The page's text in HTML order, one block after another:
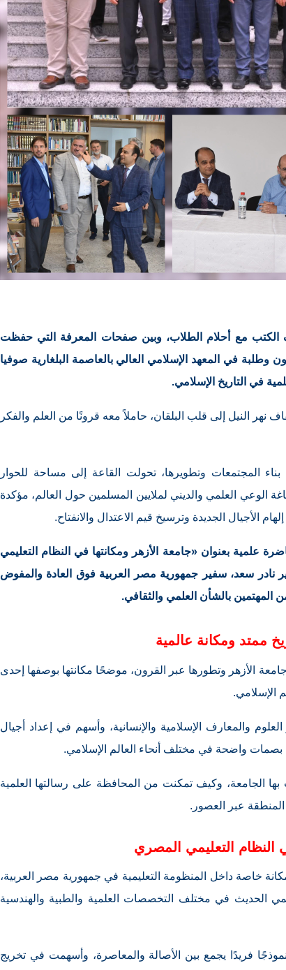
الكتب مع أحلام الطلاب، وبين صفحات المعرفة التي حفظت
وطلبة في المعهد الإسلامي العالي بالعاصمة البلغارية صوفيا
في التاريخ الإسلامي.
النيل إلى قلب البلقان، حاملاً معه قرونًا من العلم والفكر
المجتمعات وتطويرها، تحولت القاعة إلى مساحة للحوار
الوعي العلمي والديني لملايين المسلمين حول العالم، مؤكدة
الأجيال الجديدة وترسيخ قيم الاعتدال والانفتاح.
علمية بعنوان «جامعة الأزهر ومكانتها في النظام التعليمي
نادر سعد، سفير جمهورية مصر العربية فوق العادة والمفوض
المهتمين بالشأن العلمي والثقافي.
ممتد ومكانة عالمية
الأزهر وتطورها عبر القرون، موضحًا مكانتها بوصفها إحدى
الإسلامي.
والمعارف الإسلامية والإنسانية، وأسهم في إعداد أجيال
بصمات واضحة في مختلف أنحاء العالم الإسلامي.
بها الجامعة، وكيف تمكنت من المحافظة على رسالتها العلمية
المنطقة عبر العصور.
التعليمي المصري
خاصة داخل المنظومة التعليمية في جمهورية مصر العربية،
الحديث في مختلف التخصصات العلمية والطبية والهندسية
فريدًا يجمع بين الأصالة والمعاصرة، وأسهمت في تخريج